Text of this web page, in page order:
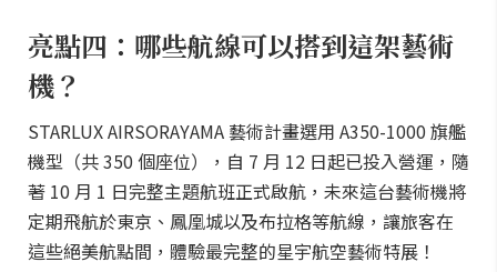
亮點四：哪些航線可以搭到這架藝術
機？
STARLUX AIRSORAYAMA 藝術計畫選用 A350-1000 旗艦
機型（共 350 個座位），自 7 月 12 日起已投入營運，隨
著 10 月 1 日完整主題航班正式啟航，未來這台藝術機將
定期飛航於東京、鳳凰城以及布拉格等航線，讓旅客在
這些絕美航點間，體驗最完整的星宇航空藝術特展！